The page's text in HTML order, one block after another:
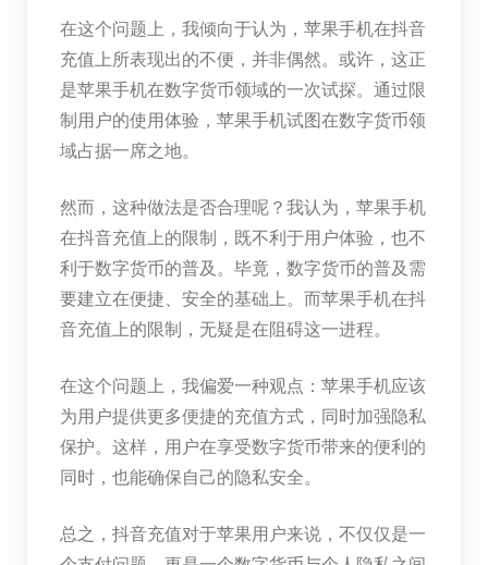
在这个问题上，我倾向于认为，苹果手机在抖音
充值上所表现出的不便，并非偶然。或许，这正
是苹果手机在数字货币领域的一次试探。通过限
制用户的使用体验，苹果手机试图在数字货币领
域占据一席之地。
然而，这种做法是否合理呢？我认为，苹果手机
在抖音充值上的限制，既不利于用户体验，也不
利于数字货币的普及。毕竟，数字货币的普及需
要建立在便捷、安全的基础上。而苹果手机在抖
音充值上的限制，无疑是在阻碍这一进程。
在这个问题上，我偏爱一种观点：苹果手机应该
为用户提供更多便捷的充值方式，同时加强隐私
保护。这样，用户在享受数字货币带来的便利的
同时，也能确保自己的隐私安全。
总之，抖音充值对于苹果用户来说，不仅仅是一